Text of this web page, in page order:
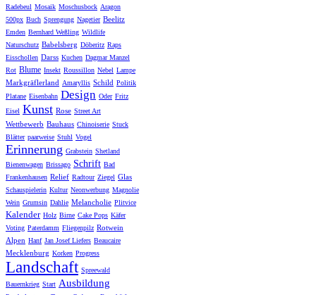
Radebeul Mosaik Moschusbock Aragon
500px Buch Sprengung Nagetier Beelitz
Emden Bernhard Weßling Wildlife
Naturschutz Babelsberg Döberitz Raps
Eisschollen Darss Kuchen Dagmar Manzel
Rot Blume Insekt Roussillon Nebel Lampe
Markgräflerland Amaryllis Schild Politik
Platane Eisenbahn Design Oder Fritz
Eisel Kunst Rose Street Art
Wettbewerb Bauhaus Chinoiserie Stuck
Blätter paarweise Stuhl Vogel
Erinnerung Grabstein Shetland
Bienenwagen Brissago Schrift Bad
Frankenhausen Relief Radtour Ziegel Glas
Schauspielerin Kultur Neonwerbung Magnolie
Wein Grumsin Dahlie Melancholie Plitvice
Kalender Holz Birne Cake Pops Käfer
Voting Paterdamm Fliegenpilz Rotwein
Alpen Hanf Jan Josef Liefers Beaucaire
Mecklenburg Korken Progress
Landschaft Spreewald
Bauernkrieg Start Ausbildung